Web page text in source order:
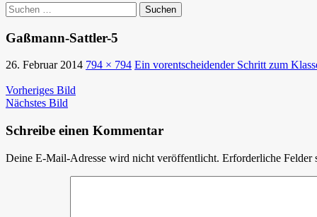
Suchen
nach:
Gaßmann-Sattler-5
26. Februar 2014 794 × 794 Ein vorentscheidender Schritt zum
Vorheriges Bild
Nächstes Bild
Schreibe einen Kommentar
Deine E-Mail-Adresse wird nicht veröffentlicht. Erforderliche Felder